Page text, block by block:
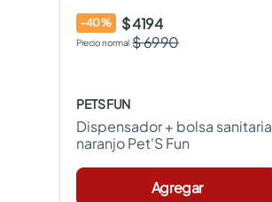
-40%
$ 4194
$ 6990
PETS FUN
Dispensador + bolsa sanitaria
naranjo Pet'S Fun
Agregar